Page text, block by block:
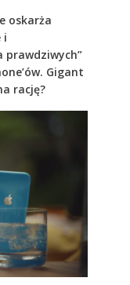
oskarża
i
prawdziwych”
Gigant
rację?